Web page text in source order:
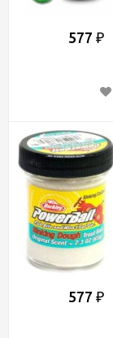
577 ₽
577 ₽